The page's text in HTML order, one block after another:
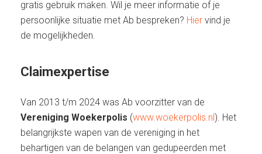
gratis gebruik maken. Wil je meer informatie of je
persoonlijke situatie met Ab bespreken? Hier vind je
de mogelijkheden.
Claimexpertise
Van 2013 t/m 2024 was Ab voorzitter van de
Vereniging Woekerpolis (www.woekerpolis.nl). Het
belangrijkste wapen van de vereniging in het
behartigen van de belangen van gedupeerden met